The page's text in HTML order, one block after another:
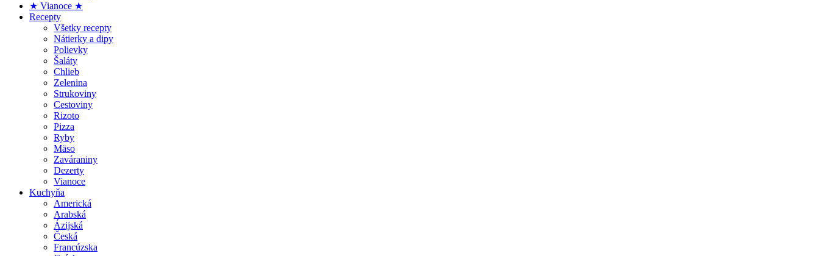
★ Vianoce ★
Recepty
Všetky recepty
Nátierky a dipy
Polievky
Šaláty
Chlieb
Zelenina
Strukoviny
Cestoviny
Rizoto
Pizza
Ryby
Mäso
Zaváraniny
Dezerty
Vianoce
Kuchyňa
Americká
Arabská
Ázijská
Česká
Francúzska